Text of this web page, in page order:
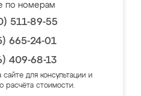
по номерам
511-89-55
665-24-01
409-68-13
сайте для консультации и
расчёта стоимости.